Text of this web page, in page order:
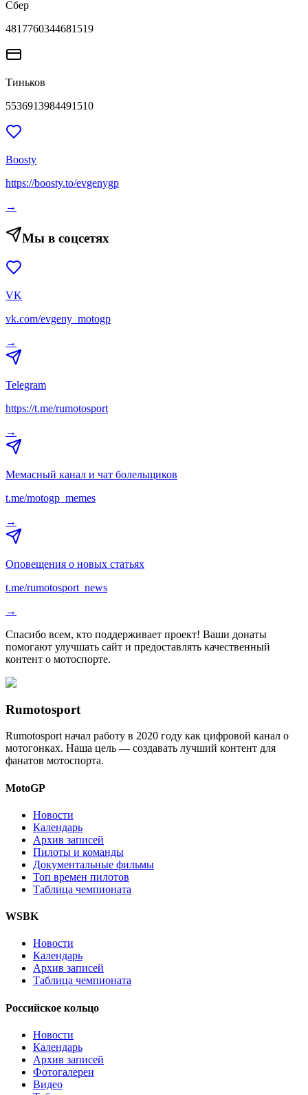
Сбер
4817760344681519
Тиньков
5536913984491510
Boosty
https://boosty.to/evgenygp
→
Мы в соцсетях
VK
vk.com/evgeny_motogp
→
Telegram
https://t.me/rumotosport
→
Мемасный канал и чат болельщиков
t.me/motogp_memes
→
Оповещения о новых статьях
t.me/rumotosport_news
→
Спасибо всем, кто поддерживает проект! Ваши донаты
помогают улучшать сайт и предоставлять качественный
контент о мотоспорте.
Rumotosport
Rumotosport начал работу в 2020 году как цифровой канал о
мотогонках. Наша цель — создавать лучший контент для
фанатов мотоспорта.
MotoGP
Новости
Календарь
Архив записей
Пилоты и команды
Документальные фильмы
Топ времен пилотов
Таблица чемпионата
WSBK
Новости
Календарь
Архив записей
Таблица чемпионата
Российское кольцо
Новости
Календарь
Архив записей
Фотогалереи
Видео